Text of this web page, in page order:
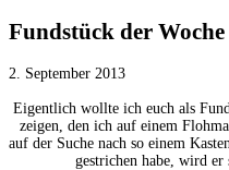
Fundstück der Woche
2. September 2013
Eigentlich wollte ich euch als
zeigen, den ich auf einem
auf der Suche nach so einem
gestrichen habe, wird er